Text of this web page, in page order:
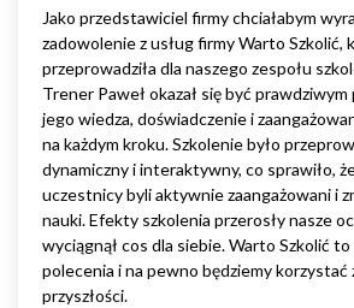
Jako przedstawiciel firmy chciałabym
zadowolenie z usług firmy Warto Szkolić,
przeprowadziła dla naszego zespołu
Trener Paweł okazał się być
jego wiedza, doświadczenie i
na każdym kroku. Szkolenie było
dynamiczny i interaktywny, co sprawiło,
uczestnicy byli aktywnie zaangażowani i
nauki. Efekty szkolenia przerosły nasze
wyciągnął cos dla siebie. Warto Szkolić
polecenia i na pewno będziemy korzystać
przyszłości.